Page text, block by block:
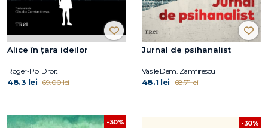
Alice în țara ideilor
Roger-Pol Droit
48.3 lei 69.00 lei
Jurnal de psihanalist
Vasile Dem. Zamfirescu
48.1 lei 68.71 lei
-30% -30%